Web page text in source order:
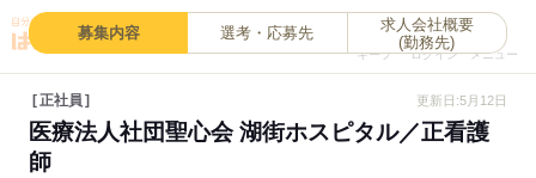
キープ
0
ログイン メニュー
募集内容 選考・応募先
求人会社概要
(勤務先)
正社員 更新日:5月12日
医療法人社団聖心会 湖街ホスピタル／正看護
師